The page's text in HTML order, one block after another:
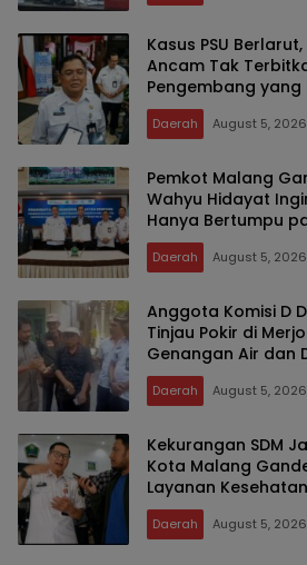
Kasus PSU
Ancam Tak
Pengembang yang
Daerah August 5, 2026
Pemkot Malang
Wahyu Hidayat
Hanya Bertumpu
Daerah August 5, 2026
Anggota Komisi D
Tinjau Pokir di
Genangan Air dan
Drainase Secara
Daerah August 5, 2026
Kekurangan SDM
Kota Malang
Layanan
Daerah August 5, 2026